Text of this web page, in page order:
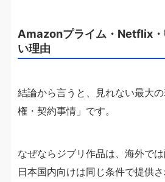
Amazonプライム・Netflix
い理由
結論から言うと、見れない最大
権・契約事情」です。
なぜならジブリ作品は、海外では
日本国内向けは同じ条件で提供